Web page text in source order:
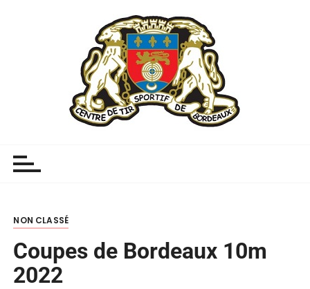
NON CLASSÉ
Coupes de Bordeaux 10m
2022